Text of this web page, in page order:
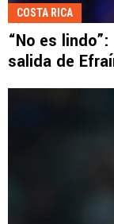
COSTA RICA
“No es
salida de